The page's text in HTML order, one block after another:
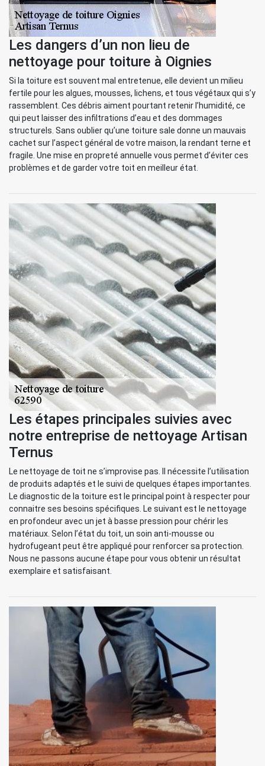
Les dangers d’un non lieu de
nettoyage pour toiture à Oignies
Si la toiture est souvent mal entretenue, elle devient un milieu
fertile pour les algues, mousses, lichens, et tous végétaux qui s’y
rassemblent. Ces débris aiment pourtant retenir l’humidité, ce
qui peut laisser des infiltrations d’eau et des dommages
structurels. Sans oublier qu’une toiture sale donne un mauvais
cachet sur l’aspect général de votre maison, la rendant terne et
fragile. Une mise en propreté annuelle vous permet d’éviter ces
problèmes et de garder votre toit en meilleur état.
Les étapes principales suivies avec
notre entreprise de nettoyage Artisan
Ternus
Le nettoyage de toit ne s’improvise pas. Il nécessite l’utilisation
de produits adaptés et le suivi de quelques étapes importantes.
Le diagnostic de la toiture est le principal point à respecter pour
connaitre ses besoins spécifiques. Le suivant est le nettoyage
en profondeur avec un jet à basse pression pour chérir les
matériaux. Selon l’état du toit, un soin anti-mousse ou
hydrofugeant peut être appliqué pour renforcer sa protection.
Nous ne passons aucune étape pour vous obtenir un résultat
exemplaire et satisfaisant.